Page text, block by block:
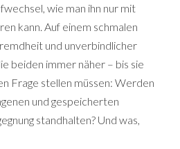
wie man ihn nur mit
kann. Auf einem schmalen
und unverbindlicher
beiden immer näher – bis sie
Frage stellen müssen: Werden
und gespeicherten
standhalten? Und was,